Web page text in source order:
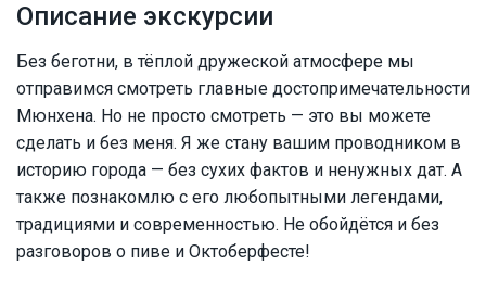
Описание экскурсии
Без беготни, в тёплой дружеской атмосфере мы
отправимся смотреть главные достопримечательности
Мюнхена. Но не просто смотреть — это вы можете
сделать и без меня. Я же стану вашим проводником в
историю города — без сухих фактов и ненужных дат. А
также познакомлю с его любопытными легендами,
традициями и современностью. Не обойдётся и без
разговоров о пиве и Октоберфесте!